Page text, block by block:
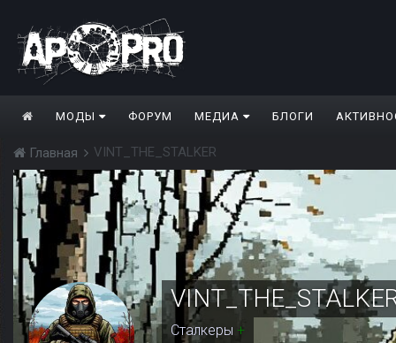
МОДЫ ФОРУМ МЕДИА БЛОГИ
Главная VINT_THE_STALKER
Сталкеры +